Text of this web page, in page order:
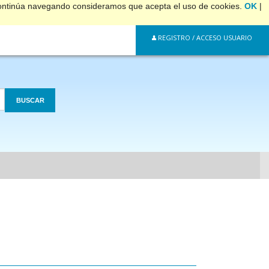
navegando consideramos que acepta el uso de cookies. OK |
REGISTRO / ACCESO USUARIO
BUSCAR